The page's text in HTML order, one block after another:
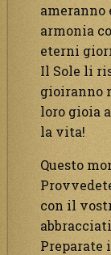
armonia
eterni
Il Sole li
gioiranno
loro gioia
la vita!
Questo
con il
Preparate